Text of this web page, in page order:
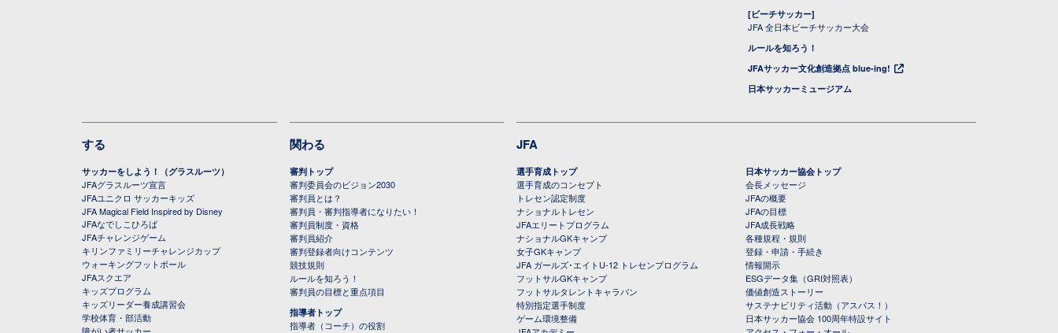
[ビーチサッカー]
JFA 全日本ビーチサッカー大会
ルールを知ろう！
JFAサッカー文化創造拠点 blue-ing!
日本サッカーミュージアム
する
サッカーをしよう！（グラスルーツ）
JFAグラスルーツ宣言
JFAユニクロ サッカーキッズ
JFA Magical Field Inspired by Disney
JFAなでしこひろば
JFAチャレンジゲーム
キリンファミリーチャレンジカップ
ウォーキングフットボール
JFAスクエア
キッズプログラム
キッズリーダー養成講習会
学校体育・部活動
関わる
審判トップ
審判委員会のビジョン2030
審判員とは？
審判員・審判指導者になりたい！
審判員制度・資格
審判員紹介
審判登録者向けコンテンツ
競技規則
ルールを知ろう！
審判員の目標と重点項目
指導者トップ
指導者（コーチ）の役割
JFA
選手育成トップ
選手育成のコンセプト
トレセン認定制度
ナショナルトレセン
JFAエリートプログラム
ナショナルGKキャンプ
女子GKキャンプ
JFA ガールズ･エイトU-12 トレセンプログラム
フットサルGKキャンプ
フットサルタレントキャラバン
特別指定選手制度
ゲーム環境整備
日本サッカー協会トップ
会長メッセージ
JFAの概要
JFAの目標
JFA成長戦略
各種規程・規則
登録・申請・手続き
情報開示
ESGデータ集（GRI対照表）
価値創造ストーリー
サステナビリティ活動（アスパス！）
日本サッカー協会 100周年特設サイト